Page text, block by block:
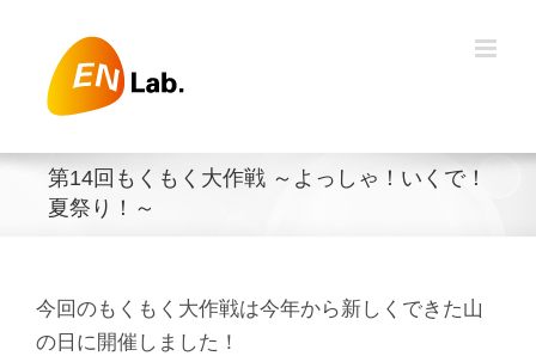
content
第14回もくもく大作戦 ～よっしゃ！いくで！
夏祭り！～
今回のもくもく大作戦は今年から新しくできた山
の日に開催しました！